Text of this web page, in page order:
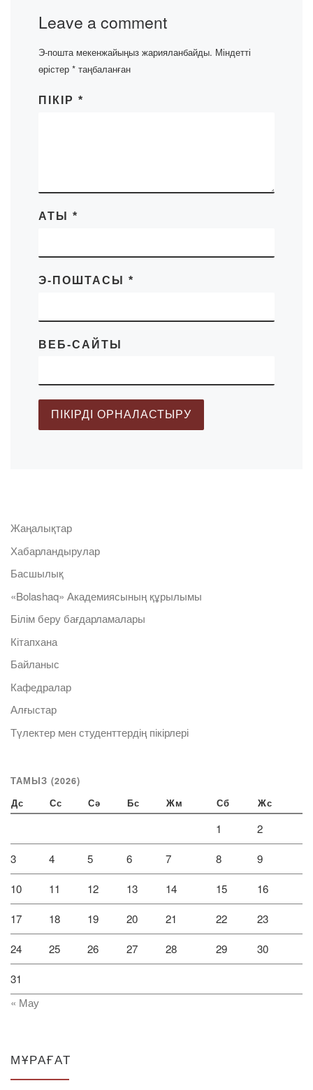
Leave a comment
Э-пошта мекенжайыңыз жарияланбайды. Міндетті
өрістер * таңбаланған
ПІКІР *
АТЫ *
Э-ПОШТАСЫ *
ВЕБ-САЙТЫ
Жаңалықтар
Хабарландырулар
Басшылық
«Bolashaq» Академиясының құрылымы
Білім беру бағдарламалары
Кітапхана
Байланыс
Кафедралар
Алғыстар
Түлектер мен студенттердің пікірлері
ТАМЫЗ (2026)
Дс Сс Сә Бс Жм Сб Жс
1 2
3 4 5 6 7 8 9
10 11 12 13 14 15 16
17 18 19 20 21 22 23
24 25 26 27 28 29 30
31
« Мау
МҰРАҒАТ